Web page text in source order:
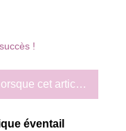
!
cet article est
éventail